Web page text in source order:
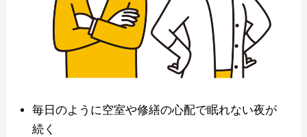
毎日のように空室や修繕の心配で眠れない夜が
続く